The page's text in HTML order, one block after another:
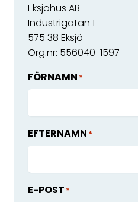
Eksjöhus AB
Industrigatan 1
575 38 Eksjö
Org.nr: 556040-1597
FÖRNAMN *
EFTERNAMN *
E-POST *